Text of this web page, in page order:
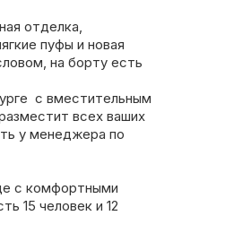
отделка,
пуфы и новая
на борту есть
с вместительным
всех ваших
у менеджера по
с комфортными
15 человек и 12